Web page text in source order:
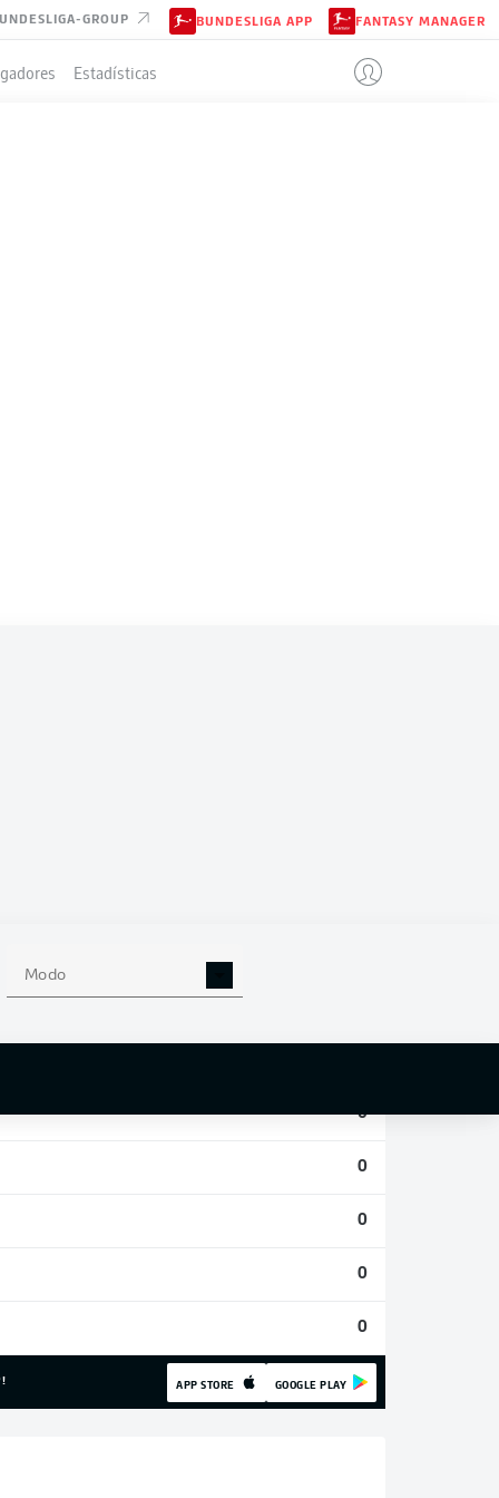
GROUP BUNDESLIGA APP FANTASY MANAGER
Estadísticas
Modo
0
0
0
0
0
APP STORE GOOGLE PLAY